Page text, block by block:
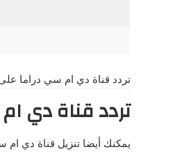
تردد قناة دي ام سي دراما
تردد قناة دي
يمكنك أيضا تنزيل قناة دي